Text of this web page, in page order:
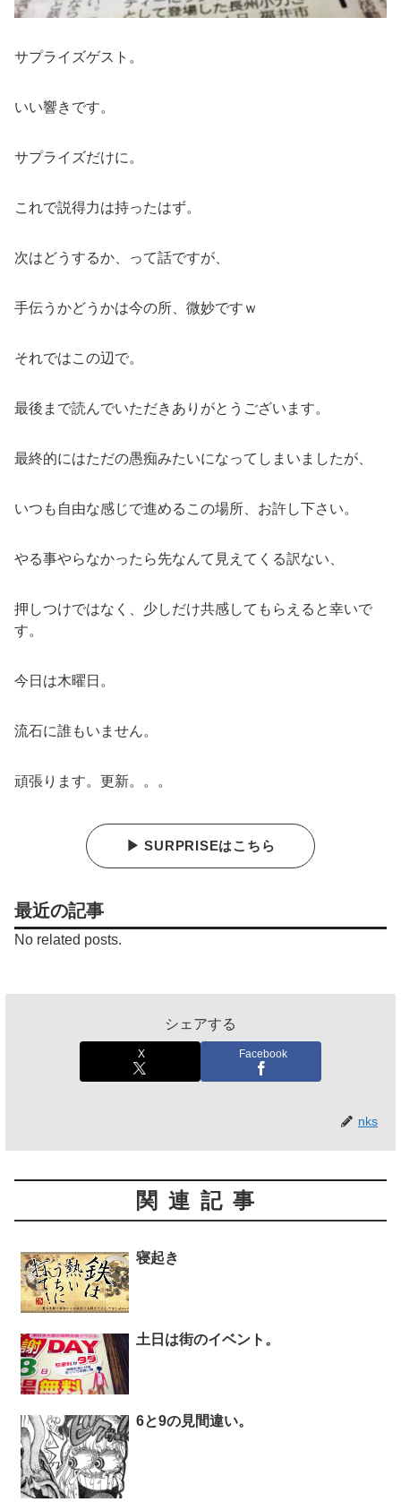
サプライズゲスト。
いい響きです。
サプライズだけに。
これで説得力は持ったはず。
次はどうするか、って話ですが、
手伝うかどうかは今の所、微妙ですｗ
それではこの辺で。
最後まで読んでいただきありがとうございます。
最終的にはただの愚痴みたいになってしまいましたが、
いつも自由な感じで進めるこの場所、お許し下さい。
やる事やらなかったら先なんて見えてくる訳ない、
押しつけではなく、少しだけ共感してもらえると幸いで
す。
今日は木曜日。
流石に誰もいません。
頑張ります。更新。。。
▶ SURPRISEはこちら
最近の記事
No related posts.
シェアする
X Facebook
nks
関連記事
寝起き
土日は街のイベント。
6と9の見間違い。